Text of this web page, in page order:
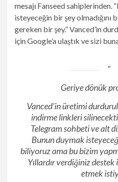
mesajı Fanseed sahiplerinden.
isteyeceğin bir şey olmadığını
gereken bir şey.” Vanced’in
için Google’a ulaştık ve sizi
Geriye dönük
Vanced’in üretimi
indirme linkleri
Telegram sohbeti ve alt
Bunun duymak
biliyoruz ama bu bizim
Yıllardır verdiğiniz
etmek